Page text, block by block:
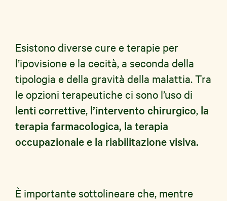
Esistono diverse cure e terapie per
l’ipovisione e la cecità, a seconda della
tipologia e della gravità della malattia. Tra
le opzioni terapeutiche ci sono l’uso di
lenti correttive, l’intervento chirurgico, la
terapia farmacologica, la terapia
occupazionale e la riabilitazione visiva.
È importante sottolineare che, mentre